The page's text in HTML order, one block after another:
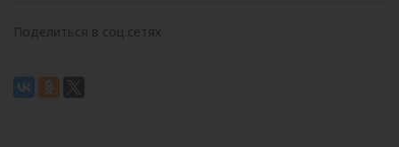
Поделиться в соц.сетях